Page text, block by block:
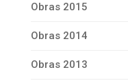
Obras 2015
Obras 2014
Obras 2013